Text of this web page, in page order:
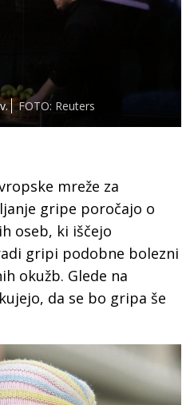
FOTO: Reuters
mreže za
gripe poročajo o
oseb, ki iščejo
gripi podobne bolezni
okužb. Glede na
da se bo gripa še